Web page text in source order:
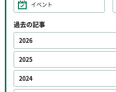
イベント
過去の記事
2026
2025
2024